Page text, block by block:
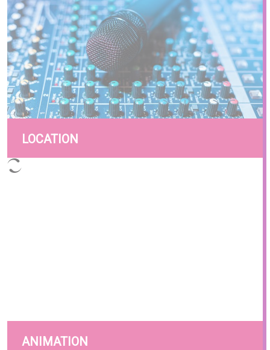
LOCATION
ANIMATION